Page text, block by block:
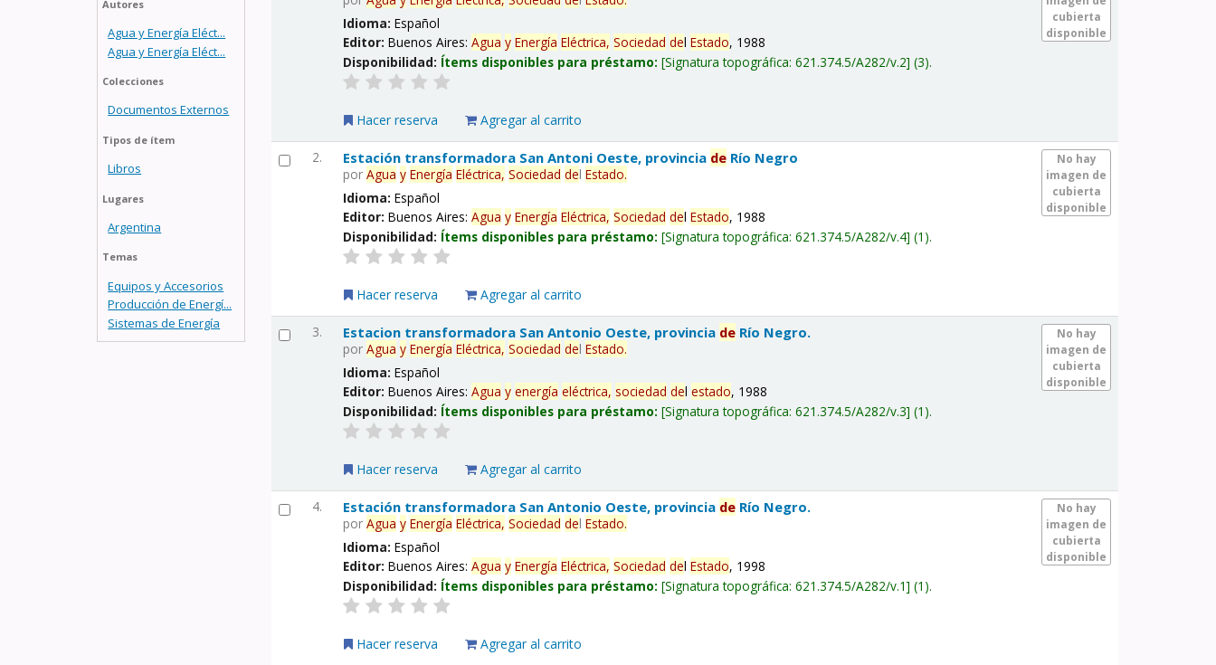
Autores
Agua y Energía Eléct...
Agua y Energía Eléct...
Colecciones
Documentos Externos
Tipos de ítem
Libros
Lugares
Argentina
Temas
Equipos y Accesorios
Producción de Energí...
Sistemas de Energía
cubierta
disponible
Idioma:Español
Editor:Buenos Aires:Agua y Energía Eléctrica, Sociedad delEstado, 1988
Disponibilidad: Ítems disponibles para préstamo: Signatura topográfica:621.374.5/A282/v.2 (3).
Hacer reserva Agregar al carrito
2.
No hay
imagen de
cubierta
disponible
Estación transformadora San Antoni Oeste, provincia de Río Negro
porAgua y Energía Eléctrica, Sociedad delEstado.
Idioma:Español
Editor:Buenos Aires:Agua y Energía Eléctrica, Sociedad delEstado, 1988
Disponibilidad: Ítems disponibles para préstamo: Signatura topográfica:621.374.5/A282/v.4 (1).
Hacer reserva Agregar al carrito
3.
No hay
imagen de
cubierta
disponible
Estacion transformadora San Antonio Oeste, provincia de Río Negro.
porAgua y Energía Eléctrica, Sociedad delEstado.
Idioma:Español
Editor:Buenos Aires:Agua y energía eléctrica, sociedad delestado, 1988
Disponibilidad: Ítems disponibles para préstamo: Signatura topográfica:621.374.5/A282/v.3 (1).
Hacer reserva Agregar al carrito
4.
No hay
imagen de
cubierta
disponible
Estación transformadora San Antonio Oeste, provincia de Río Negro.
porAgua y Energía Eléctrica, Sociedad delEstado.
Idioma:Español
Editor:Buenos Aires:Agua y Energía Eléctrica, Sociedad delEstado, 1998
Disponibilidad: Ítems disponibles para préstamo: Signatura topográfica:621.374.5/A282/v.1 (1).
Hacer reserva Agregar al carrito